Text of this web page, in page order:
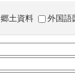
郷土資料 外国語